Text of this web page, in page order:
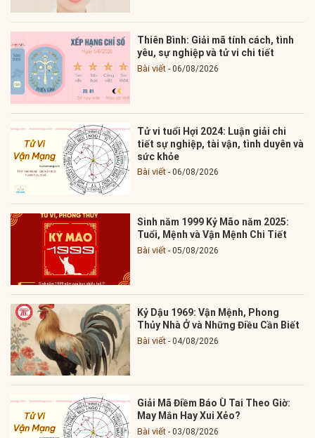
Thiên Bình: Giải mã tính cách, tình
yêu, sự nghiệp và tử vi chi tiết
Bài viết 06/08/2026
Tử vi tuổi Hợi 2024: Luận giải chi
tiết sự nghiệp, tài vận, tình duyên và
sức khỏe
Bài viết 06/08/2026
Sinh năm 1999 Kỷ Mão năm 2025:
Tuổi, Mệnh và Vận Mệnh Chi Tiết
Bài viết 05/08/2026
Kỷ Dậu 1969: Vận Mệnh, Phong
Thủy Nhà Ở và Những Điều Cần Biết
Bài viết 04/08/2026
Giải Mã Điềm Báo Ù Tai Theo Giờ:
May Mắn Hay Xui Xẻo?
Bài viết 03/08/2026